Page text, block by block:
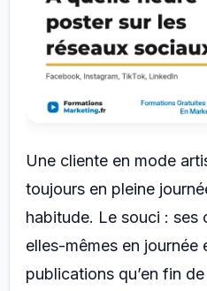
Une cliente en mode
toujours en pleine
habitude. Le souci : ses
elles-mêmes en journée
publications qu’en fin